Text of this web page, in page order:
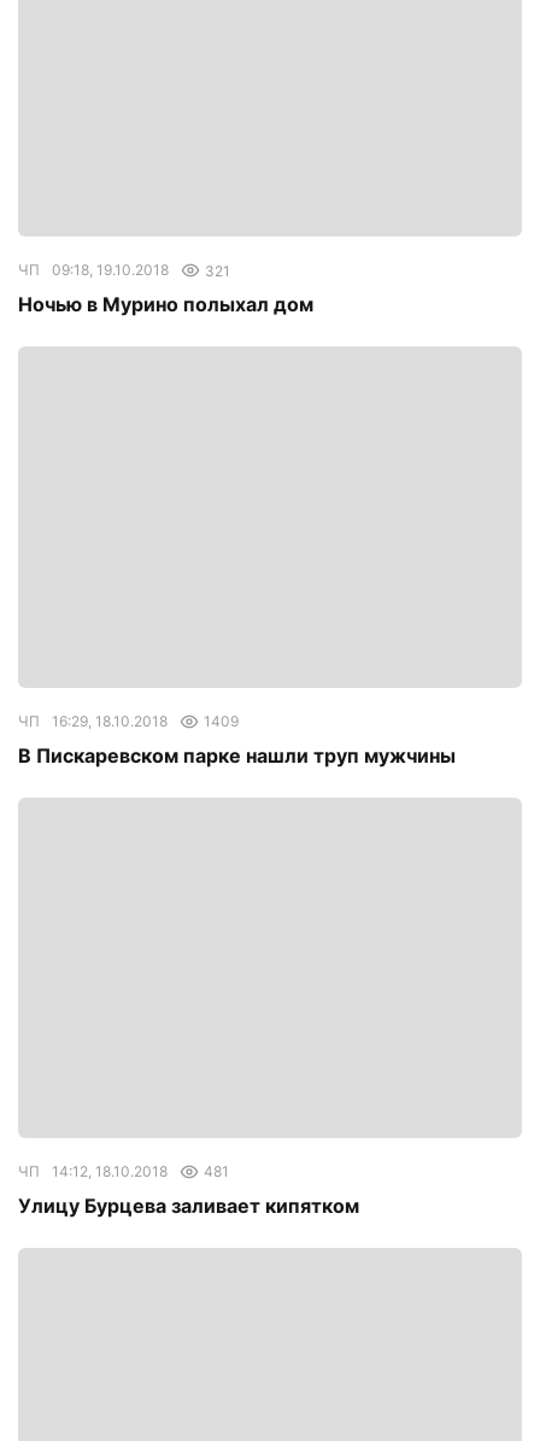
ЧП 09:18, 19.10.2018 321
Ночью в Мурино полыхал дом
ЧП 16:29, 18.10.2018 1409
В Пискаревском парке нашли труп мужчины
ЧП 14:12, 18.10.2018 481
Улицу Бурцева заливает кипятком